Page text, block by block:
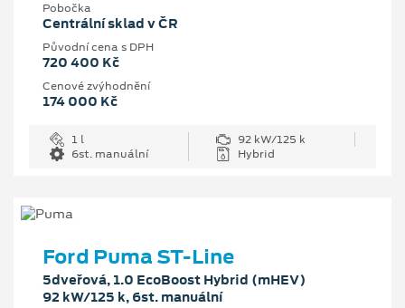
Pobočka
Centrální sklad v ČR
Původní cena s DPH
720 400 Kč
Cenové zvýhodnění
174 000 Kč
1 l
92 kW/125 k
6st. manuální
Hybrid
Ford Puma ST-Line
5dveřová, 1.0 EcoBoost Hybrid (mHEV)
92 kW/125 k, 6st. manuální